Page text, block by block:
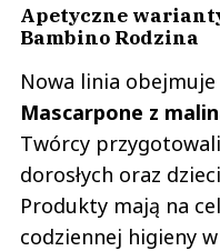
Apetyczne
Bambino Rodzina
Nowa linia
Mascarpone z
Twórcy
dorosłych oraz
Produkty mają na
codziennej higieny